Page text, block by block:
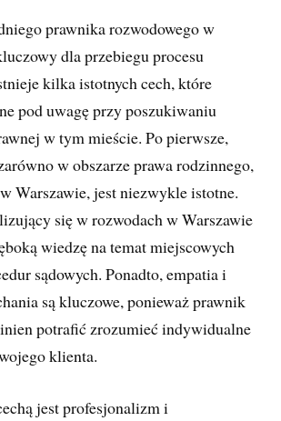
prawnika rozwodowego w
dla przebiegu procesu
kilka istotnych cech, które
pod uwagę przy poszukiwaniu
w tym mieście. Po pierwsze,
w obszarze prawa rodzinnego,
Warszawie, jest niezwykle istotne.
się w rozwodach w Warszawie
wiedzę na temat miejscowych
sądowych. Ponadto, empatia i
są kluczowe, ponieważ prawnik
potrafić zrozumieć indywidualne
klienta.
jest profesjonalizm i